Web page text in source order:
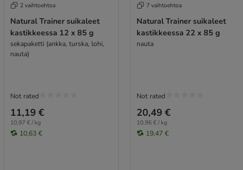
2 vaihtoehtoa
Natural Trainer suikaleet
kastikkeessa 12 x 85 g
sekapaketti (ankka, turska, lohi,
nauta)
11,19 €
10,97 € / kg
10,63 €
Not rated
7 vaihtoehtoa
Natural Trainer suikaleet
kastikkeessa 22 x 85 g
nauta
20,49 €
10,96 € / kg
19,47 €
Not rated